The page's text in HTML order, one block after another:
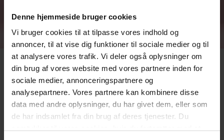
Denne hjemmeside bruger cookies
Vi bruger cookies til at tilpasse vores indhold og
annoncer, til at vise dig funktioner til sociale medier og til
at analysere vores trafik. Vi deler også oplysninger om
din brug af vores website med vores partnere inden for
sociale medier, annonceringspartnere og
analysepartnere. Vores partnere kan kombinere disse
data med andre oplysninger, du har givet dem, eller som
de har indsamlet fra din brug af deres tjenester. Du